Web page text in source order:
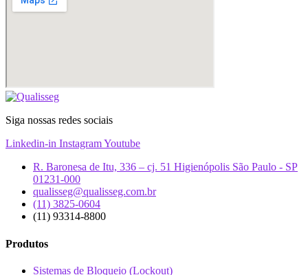
Siga nossas redes sociais
Linkedin-in InstagramYoutube
R. Baronesa de Itu, 336 – cj. 51 Higienópolis São Paulo - SP
01231-000
qualisseg@qualisseg.com.br
(11) 3825-0604
(11) 93314-8800
Produtos
Sistemas de Bloqueio (Lockout)